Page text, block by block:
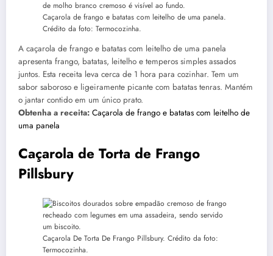
Caçarola de frango e batatas com leitelho de uma panela.
Crédito da foto: Termocozinha.
A caçarola de frango e batatas com leitelho de uma panela
apresenta frango, batatas, leitelho e temperos simples assados ​​
juntos. Esta receita leva cerca de 1 hora para cozinhar. Tem um
sabor saboroso e ligeiramente picante com batatas tenras. Mantém
o jantar contido em um único prato.
Obtenha a receita: Caçarola de frango e batatas com leitelho de
uma panela
Caçarola de Torta de Frango
Pillsbury
Caçarola De Torta De Frango Pillsbury. Crédito da foto:
Termocozinha.